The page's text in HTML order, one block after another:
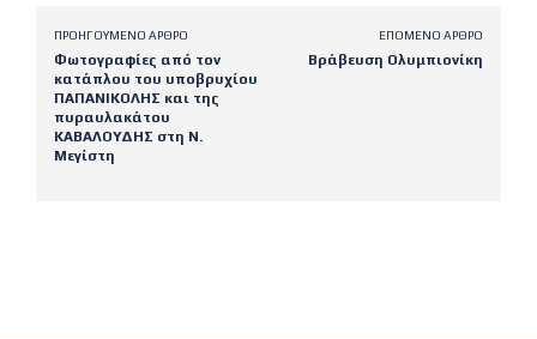
ΠΡΟΗΓΟΎΜΕΝΟ ΆΡΘΡΟ
Φωτογραφίες από τον
κατάπλου του υποβρυχίου
ΠΑΠΑΝΙΚΟΛΗΣ και της
πυραυλακάτου
ΚΑΒΑΛΟΥΔΗΣ στη Ν.
Μεγίστη
ΕΠΌΜΕΝΟ ΆΡΘΡΟ
Βράβευση Ολυμπιονίκη